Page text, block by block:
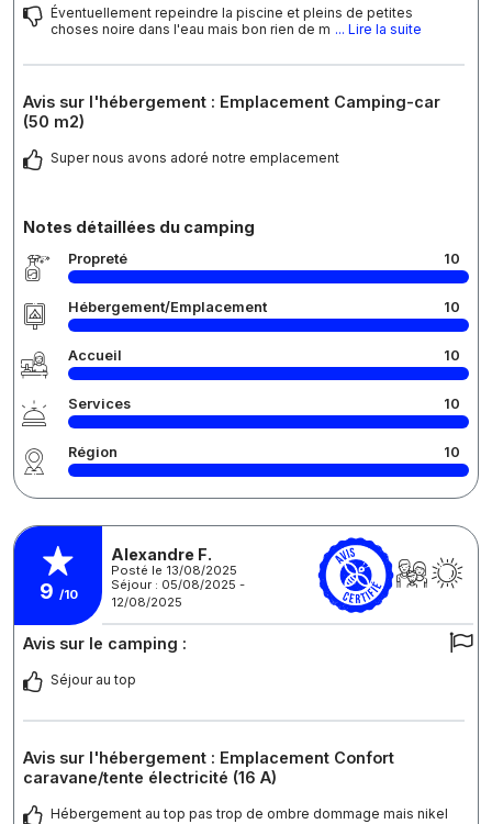
Éventuellement repeindre la piscine et pleins de petites
choses noire dans l'eau mais bon rien de m ... Lire la suite
Avis sur l'hébergement : Emplacement Camping-car
(50 m2)
Super nous avons adoré notre emplacement
Notes détaillées du camping
Propreté 10
Hébergement/Emplacement 10
Accueil 10
Services 10
Région 10
9 /10
Alexandre F.
Posté le 13/08/2025
Séjour : 05/08/2025 -
12/08/2025
Avis sur le camping :
Séjour au top
Avis sur l'hébergement : Emplacement Confort
caravane/tente électricité (16 A)
Hébergement au top pas trop de ombre dommage mais nikel